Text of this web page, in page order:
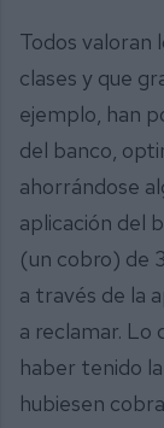
Todos valoran
clases y que
ejemplo, han
del banco,
ahorrándose
aplicación del
(un cobro) de
a través de la
a reclamar.
haber tenido
hubiesen